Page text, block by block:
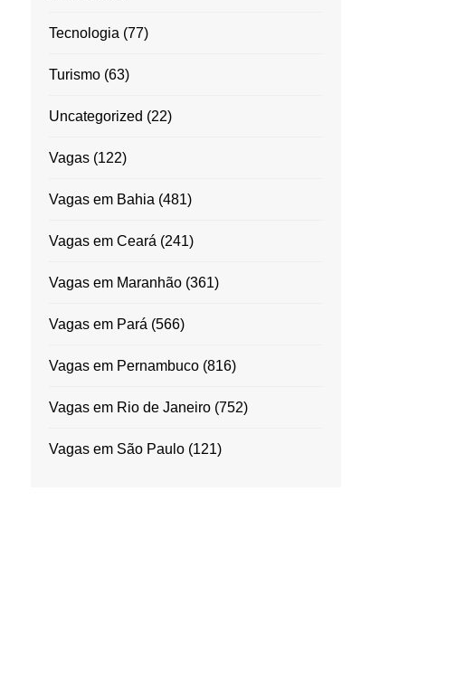
Tecnologia (77)
Turismo(63)
Uncategorized (22)
Vagas(122)
Vagas em Bahia (481)
Vagas em Ceará (241)
Vagas em Maranhão(361)
Vagas em Pará (566)
Vagas em Pernambuco(816)
Vagas em Rio de Janeiro(752)
Vagas em São Paulo(121)